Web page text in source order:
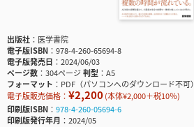
出版社
医学書院
電子版ISBN
978-4-260-65694-8
電子版発売日
2024/06/03
ページ数
304ページ判型
A5
フォーマット
PDF（パソコンへのダウンロード不可）
電子版販売価格： ¥2,200(本体¥2,000＋税10％)
印刷版ISBN
978-4-260-05694-6
印刷版発行年月
2024/05